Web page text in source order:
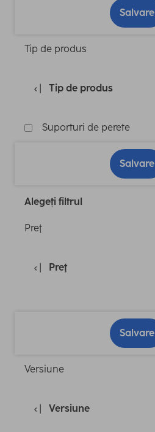
Salvare
Tip de produs
Tip de produs
Suporturi de perete
Salvare
Alegeți filtrul
Preţ
Preţ
Salvare
Versiune
Versiune